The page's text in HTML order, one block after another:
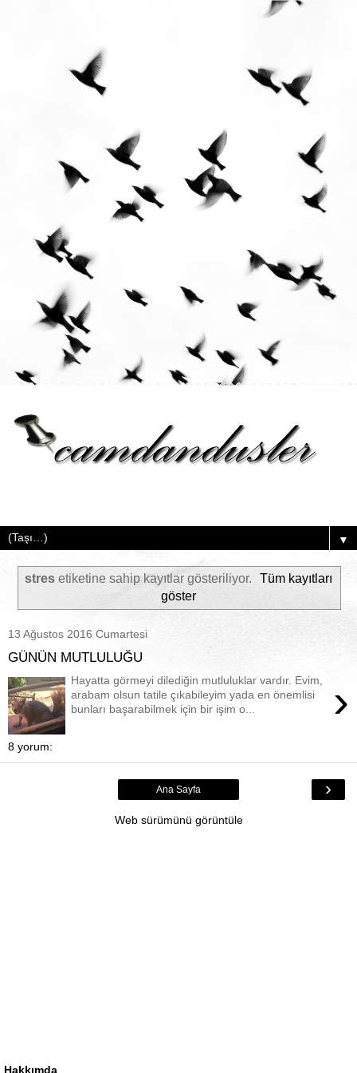
▼
stresetiketine sahip kayıtlar gösteriliyor.
Tüm kayıtları
göster
13 Ağustos 2016 Cumartesi
GÜNÜN MUTLULUĞU
›
Hayatta görmeyi dilediğin mutluluklar vardır. Evim,
arabam olsun tatile çıkabileyim yada en önemlisi
bunları başarabilmek için bir işim o...
8 yorum:
›
Ana Sayfa
Web sürümünü görüntüle
Hakkımda